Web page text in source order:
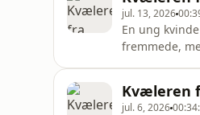
jul. 13, 2026
En ung
fremmede,
Angelo
Kvæleren
jul. 6, 2026